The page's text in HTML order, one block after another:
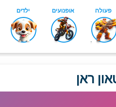
ראן